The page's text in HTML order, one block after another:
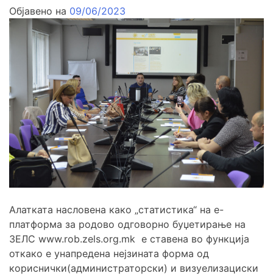
Објавено на 09/06/2023
Алатката насловена како „статистика“ на е-
платформа за родово одговорно буџетирање на
ЗЕЛС www.rob.zels.org.mk е ставена во функција
откако е унапредена нејзината форма од
кориснички(администраторски) и визуелизациски